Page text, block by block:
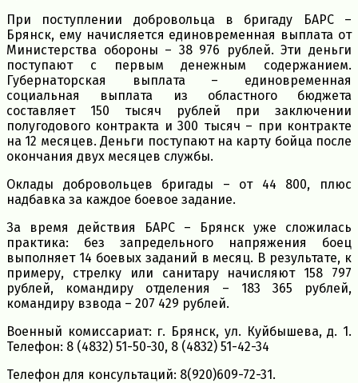
При поступлении добровольца в бригаду БАРС –
Брянск, ему начисляется единовременная выплата от
Министерства обороны – 38 976 рублей. Эти деньги
поступают с первым денежным содержанием.
Губернаторская выплата – единовременная
социальная выплата из областного бюджета
составляет 150 тысяч рублей при заключении
полугодового контракта и 300 тысяч – при контракте
на 12 месяцев. Деньги поступают на карту бойца после
окончания двух месяцев службы.
Оклады добровольцев бригады – от 44 800, плюс
надбавка за каждое боевое задание.
За время действия БАРС – Брянск уже сложилась
практика: без запредельного напряжения боец
выполняет 14 боевых заданий в месяц. В результате, к
примеру, стрелку или санитару начисляют 158 797
рублей, командиру отделения – 183 365 рублей,
командиру взвода – 207 429 рублей.
Военный комиссариат: г. Брянск, ул. Куйбышева, д. 1.
Телефон: 8 (4832) 51-50-30, 8 (4832) 51-42-34
Телефон для консультаций: 8(920)609-72-31.